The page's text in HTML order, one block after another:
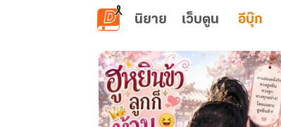
ข้ามไปยังเนื้อหาหลัก
นิยาย เว็บตูน อีบุ๊ก